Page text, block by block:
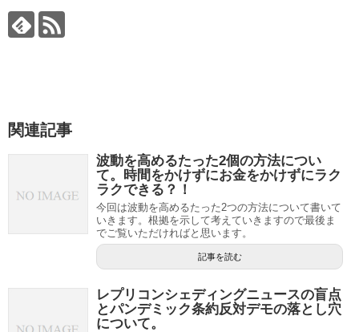
関連記事
波動を高めるたった2個の方法につい
て。時間をかけずにお金をかけずにラク
ラクできる？！
今回は波動を高めるたった2つの方法について書いて
いきます。根拠を示して考えていきますので最後ま
でご覧いただければと思います。
記事を読む
レプリコンシェディングニュースの盲点
とパンデミック条約反対デモの落とし穴
について。